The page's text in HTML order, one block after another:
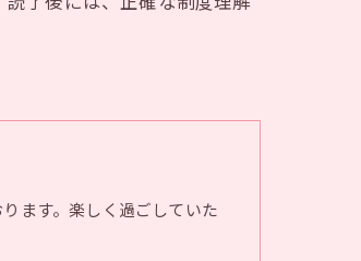
ます。楽しく過ごしていた